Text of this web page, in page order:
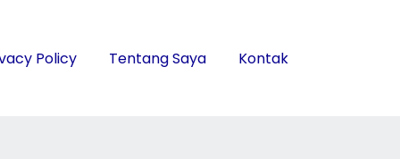
Policy Tentang Saya Kontak